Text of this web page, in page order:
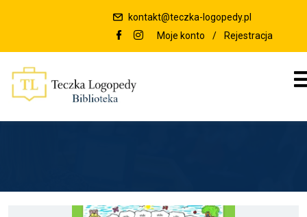
kontakt@teczka-logopedy.pl
Moje konto
/ Rejestracja